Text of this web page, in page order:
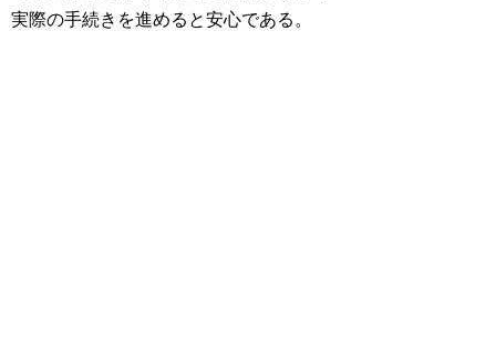
実際の手続きを進めると安心である。